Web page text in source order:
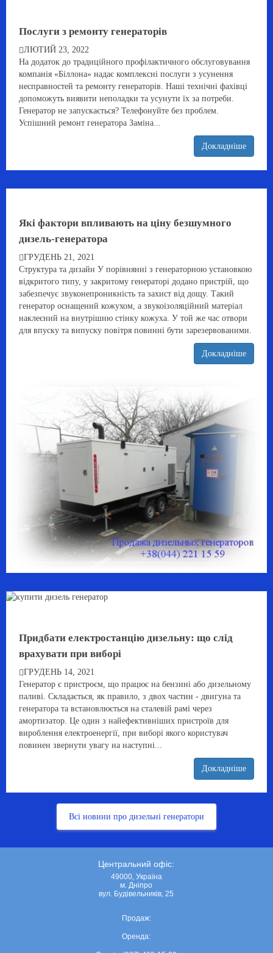
Послуги з ремонту генераторів
ЛЮТИЙ 23, 2022
На додаток до традиційного профілактичного обслуговування
компанія «Біллона» надає комплексні послуги з усунення
несправностей та ремонту генераторів. Наші технічні фахівці
допоможуть виявити неполадки та усунути їх за потреби.
Генератор не запускається? Телефонуйте без проблем.
Успішний ремонт генератора Заміна...
Докладніше
Які фактори впливають на ціну безшумного
дизель-генератора
ГРУДЕНЬ 21, 2021
Структура та дизайн У порівнянні з генераторною установкою
відкритого типу, у закритому генераторі додано пристрій, що
забезпечує звуконепроникність та захист від дощу. Такий
генератор оснащений кожухом, а звукоізоляційний матеріал
наклеєний на внутрішню стінку кожуха. У той же час отвори
для впуску та випуску повітря повинні бути зарезервованими.
Докладніше
Придбати електростанцію дизельну: що слід
врахувати при виборі
ГРУДЕНЬ 14, 2021
Генератор є пристроєм, що працює на бензині або дизельному
паливі. Складається, як правило, з двох частин - двигуна та
генератора та встановлюється на сталевій рамі через
амортизатор. Це один з найефективніших пристроїв для
вироблення електроенергії, при виборі якого користувач
повинен звернути увагу на наступні...
Докладніше
Всі новини про дизельні генератори
Центральний офіс:
49000, Україна
м. Дніпро
вул. Будівельників, 25
Продаж:
Оренда: